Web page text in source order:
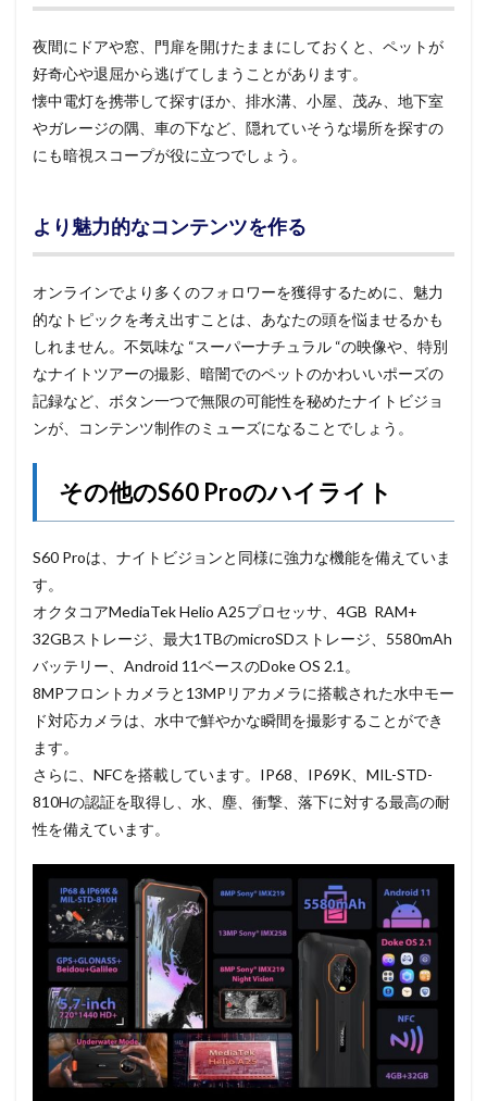
夜間にドアや窓、門扉を開けたままにしておくと、ペットが
好奇心や退屈から逃げてしまうことがあります。
懐中電灯を携帯して探すほか、排水溝、小屋、茂み、地下室
やガレージの隅、車の下など、隠れていそうな場所を探すの
にも暗視スコープが役に立つでしょう。
より魅力的なコンテンツを作る
オンラインでより多くのフォロワーを獲得するために、魅力
的なトピックを考え出すことは、あなたの頭を悩ませるかも
しれません。不気味な “スーパーナチュラル “の映像や、特別
なナイトツアーの撮影、暗闇でのペットのかわいいポーズの
記録など、ボタン一つで無限の可能性を秘めたナイトビジョ
ンが、コンテンツ制作のミューズになることでしょう。
その他のS60 Proのハイライト
S60 Proは、ナイトビジョンと同様に強力な機能を備えていま
す。
オクタコアMediaTek Helio A25プロセッサ、4GB RAM+
32GBストレージ、最大1TBのmicroSDストレージ、5580mAh
バッテリー、Android 11ベースのDoke OS 2.1。
8MPフロントカメラと13MPリアカメラに搭載された水中モー
ド対応カメラは、水中で鮮やかな瞬間を撮影することができ
ます。
さらに、NFCを搭載しています。IP68、IP69K、MIL-STD-
810Hの認証を取得し、水、塵、衝撃、落下に対する最高の耐
性を備えています。